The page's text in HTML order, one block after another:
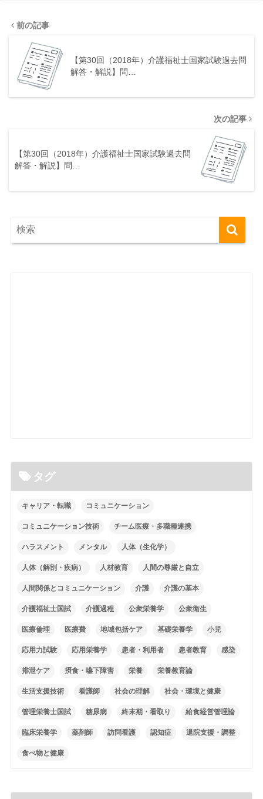
前の記事
【第30回（2018年）介護福祉士国家試験過去問
解答・解説】問…
次の記事
【第30回（2018年）介護福祉士国家試験過去問
解答・解説】問…
タグ
キャリア・転職 コミュニケーション
コミュニケーション技術 チーム医療・多職種連携
ハラスメント メンタル 人体（生化学）
人体（解剖・疾病） 人材教育 人間の尊厳と自立
人間関係とコミュニケーション 介護 介護の基本
介護福祉士国試 介護過程 公衆栄養学 公衆衛生
医療倫理 医療費 地域包括ケア 基礎栄養学 小児
応用力試験 応用栄養学 患者・利用者 患者教育 感染
排泄ケア 摂食・嚥下障害 栄養 栄養教育論
生活支援技術 看護師 社会の理解 社会・環境と健康
管理栄養士国試 糖尿病 終末期・看取り 給食経営管理論
臨床栄養学 薬剤師 訪問看護 認知症 退院支援・調整
食べ物と健康